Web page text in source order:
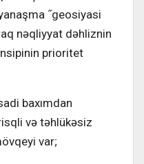
˝geosiyasi
nəqliyyat dəhliznin
prioritet
baxımdan
və təhlükəsiz
var;